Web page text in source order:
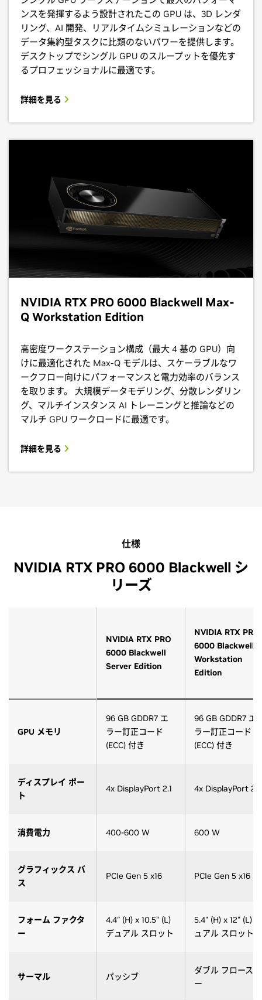
ンスを発揮するよう設計されたこの GPU は、3D レンダ
リング、AI 開発、リアルタイムシミュレーションなどの
データ集約型タスクに比類のないパワーを提供します。
デスクトップでシングル GPU のスループットを優先す
るプロフェッショナルに最適です。
詳細を見る
NVIDIA RTX PRO 6000 Blackwell Max-
Q Workstation Edition
高密度ワークステーション構成（最大 4 基の GPU）向
けに最適化された Max-Q モデルは、スケーラブルなワ
ークフロー向けにパフォーマンスと電力効率のバランス
を取ります。 大規模データモデリング、分散レンダリン
グ、マルチインスタンス AI トレーニングと推論などの
マルチ GPU ワークロードに最適です。
詳細を見る
仕様
NVIDIA RTX PRO 6000 Blackwell シ
リーズ
NVIDIA RTX PRO
6000 Blackwell
Server Edition
NVIDIA RTX PRO
6000 Blackwell
Workstation
Edition
GPU メモリ
96 GB GDDR7 エ
ラー訂正コード
(ECC) 付き
96 GB GDDR7 エ
ラー訂正コード
(ECC) 付き
ディスプレイ ポー
ト
4x DisplayPort 2.1 4x DisplayPort 2.1
消費電力 400-600 W 600 W
グラフィックス バ
ス
PCIe Gen 5 x16 PCIe Gen 5 x16
フォーム ファクタ
ー
4.4” (H) x 10.5” (L)
デュアル スロット
5.4" (H) x 12" (L) デ
ュアル スロット
サーマル パッシブ
ダブル フロースル
ー